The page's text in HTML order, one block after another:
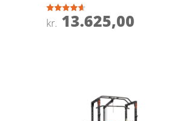
Vurderet
4.7
kr. 13.625,00